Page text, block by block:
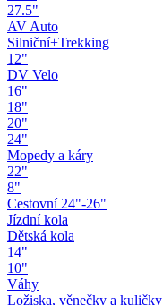
27.5"
AV Auto
Silniční+Trekking
12"
DV Velo
16"
18"
20"
24"
Mopedy a káry
22"
8"
Cestovní 24"-26"
Jízdní kola
Dětská kola
14"
10"
Váhy
Ložiska, věnečky a kuličky